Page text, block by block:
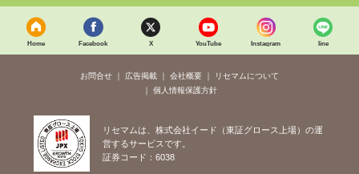
Home Facebook X YouTube Instagram line
お問合せ 広告掲載 会社概要
リセマムについて
個人情報保護方針
リセマムは、株式会社イード（東証グロース上場）の運
営するサービスです。
証券コード：6038